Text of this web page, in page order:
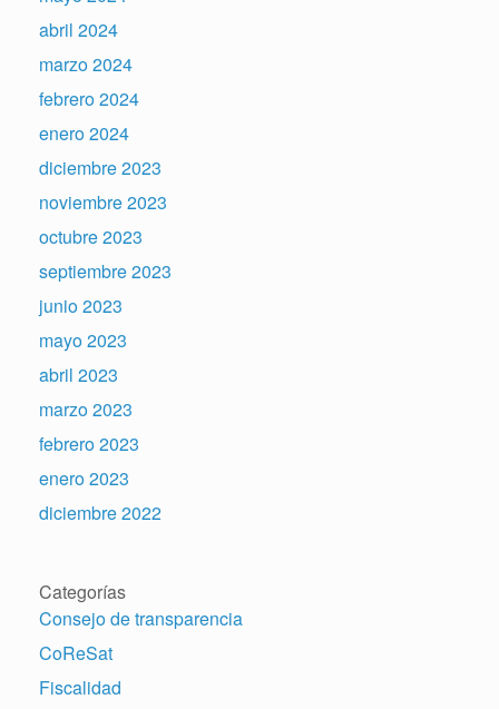
abril 2024
marzo 2024
febrero 2024
enero 2024
diciembre 2023
noviembre 2023
octubre 2023
septiembre 2023
junio 2023
mayo 2023
abril 2023
marzo 2023
febrero 2023
enero 2023
diciembre 2022
Categorías
Consejo de transparencia
CoReSat
Fiscalidad